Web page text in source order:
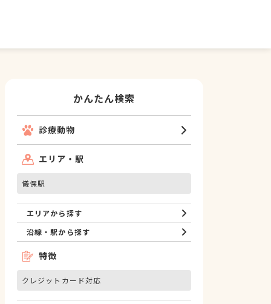
かんたん検索
診療動物
エリア・駅
儀保駅
エリアから探す
沿線・駅から探す
特徴
クレジットカード対応